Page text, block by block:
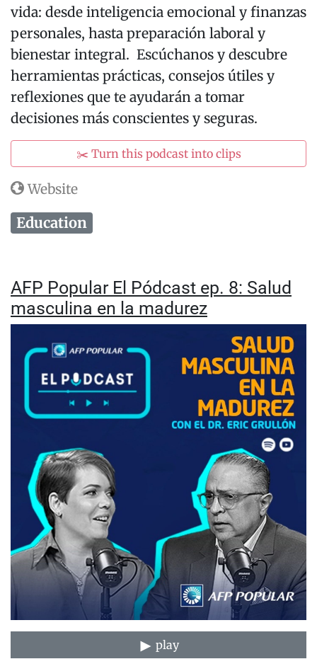
vida: desde inteligencia emocional y finanzas
personales, hasta preparación laboral y
bienestar integral. Escúchanos y descubre
herramientas prácticas, consejos útiles y
reflexiones que te ayudarán a tomar
decisiones más conscientes y seguras.
✂️ Turn this podcast into clips
Website
Education
AFP Popular El Pódcast ep. 8: Salud
masculina en la madurez
play